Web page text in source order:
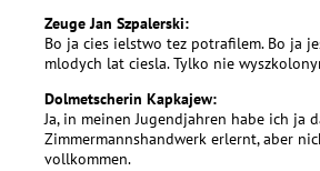
Zeuge Jan Szpalerski:
Bo ja cies ielstwo tez potrafilem. Bo ja
mlodych lat ciesla. Tylko nie
Dolmetscherin Kapkajew:
Ja, in meinen Jugendjahren habe ich ja
Zimmermannshandwerk erlernt, aber
vollkommen.